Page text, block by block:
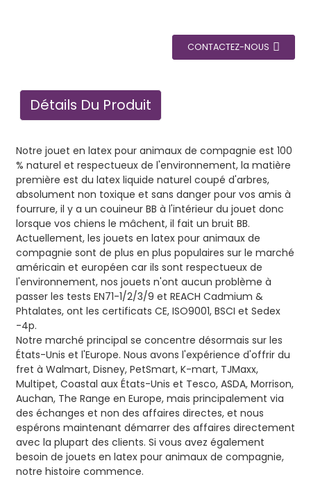
CONTACTEZ-NOUS
Détails Du Produit
Notre jouet en latex pour animaux de compagnie est 100
% naturel et respectueux de l'environnement, la matière
première est du latex liquide naturel coupé d'arbres,
absolument non toxique et sans danger pour vos amis à
fourrure, il y a un couineur BB à l'intérieur du jouet donc
lorsque vos chiens le mâchent, il fait un bruit BB.
Actuellement, les jouets en latex pour animaux de
compagnie sont de plus en plus populaires sur le marché
américain et européen car ils sont respectueux de
l'environnement, nos jouets n'ont aucun problème à
passer les tests EN71-1/2/3/9 et REACH Cadmium &
Phtalates, ont les certificats CE, ISO9001, BSCI et Sedex
-4p.
Notre marché principal se concentre désormais sur les
États-Unis et l'Europe. Nous avons l'expérience d'offrir du
fret à Walmart, Disney, PetSmart, K-mart, TJMaxx,
Multipet, Coastal aux États-Unis et Tesco, ASDA, Morrison,
Auchan, The Range en Europe, mais principalement via
des échanges et non des affaires directes, et nous
espérons maintenant démarrer des affaires directement
avec la plupart des clients. Si vous avez également
besoin de jouets en latex pour animaux de compagnie,
notre histoire commence.